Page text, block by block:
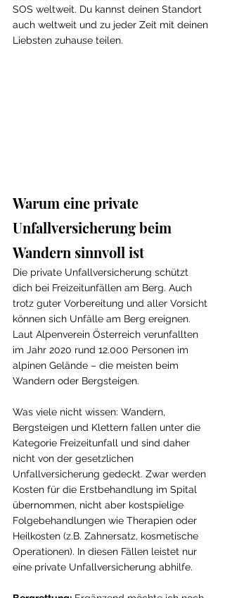
SOS weltweit. Du kannst deinen Standort
auch weltweit und zu jeder Zeit mit deinen
Liebsten zuhause teilen.
Warum eine private
Unfallversicherung beim
Wandern sinnvoll ist
Die private Unfallversicherung schützt
dich bei Freizeitunfällen am Berg. Auch
trotz guter Vorbereitung und aller Vorsicht
können sich Unfälle am Berg ereignen.
Laut Alpenverein Österreich verunfallten
im Jahr 2020 rund 12.000 Personen im
alpinen Gelände – die meisten beim
Wandern oder Bergsteigen.
Was viele nicht wissen: Wandern,
Bergsteigen und Klettern fallen unter die
Kategorie Freizeitunfall und sind daher
nicht von der gesetzlichen
Unfallversicherung gedeckt. Zwar werden
Kosten für die Erstbehandlung im Spital
übernommen, nicht aber kostspielige
Folgebehandlungen wie Therapien oder
Heilkosten (z.B. Zahnersatz, kosmetische
Operationen). In diesen Fällen leistet nur
eine private Unfallversicherung abhilfe.